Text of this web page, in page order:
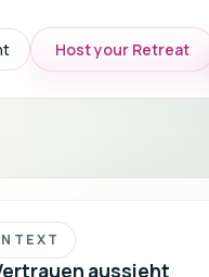
Host your Retreat
aussieht